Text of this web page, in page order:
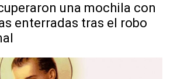
una mochila con
enterradas tras el robo